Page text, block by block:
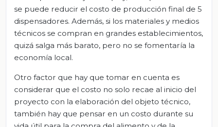
se puede reducir el costo de producción final de 5
dispensadores. Además, si los materiales y medios
técnicos se compran en grandes establecimientos,
quizá salga más barato, pero no se fomentaría la
economía local.
Otro factor que hay que tomar en cuenta es
considerar que el costo no solo recae al inicio del
proyecto con la elaboración del objeto técnico,
también hay que pensar en un costo durante su